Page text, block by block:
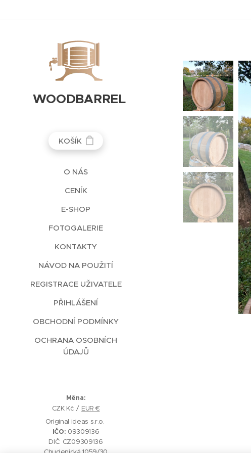
WOODBARREL
KOŠÍK
O NÁS
CENÍK
E-SHOP
FOTOGALERIE
KONTAKTY
NÁVOD NA POUŽITÍ
REGISTRACE UŽIVATELE
PŘIHLÁŠENÍ
OBCHODNÍ PODMÍNKY
OCHRANA OSOBNÍCH
ÚDAJŮ
Original ideas s.r.o.
IČO: 09309136
DIČ: CZ09309136
Měna
CZK Kč
EUR €